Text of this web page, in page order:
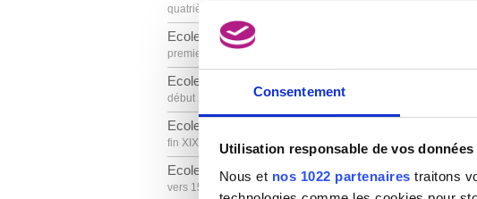
Consentement
Utilisation responsable de vos données
Nous et nos 1022 partenaires traitons
quatrième quart XVIIIe siècle
Ecole autrichienne
premier quart XVIIIe siècle
Ecole autrichienne
début XVIIIe siècle
Ecole belge
fin XIXe siècle
Ecole brabançonne
vers 1500